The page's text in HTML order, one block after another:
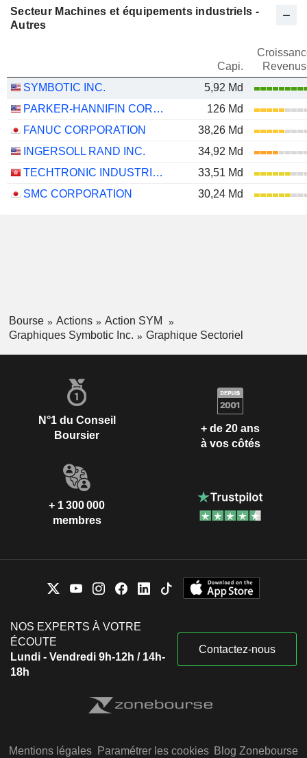
Secteur Machines et équipements industriels -
Autres
Capi.
Revenus
SYMBOTIC INC.
5,92 Md
PARKER-HANNIFIN CORPORATION
126 Md
FANUC CORPORATION
38,26 Md
INGERSOLL RAND INC.
34,92 Md
TECHTRONIC INDUSTRIES COMPANY LIMITED
33,51 Md
SMC CORPORATION
30,24 Md
Bourse Actions
Action SYM
Graphiques Symbotic Inc.
Graphique Sectoriel
N°1 du Conseil
Boursier
+ de 20 ans
à vos côtés
+ 1 300 000
membres
NOS EXPERTS À VOTRE
ÉCOUTE
Lundi - Vendredi 9h-12h / 14h-
18h
Contactez-nous
Mentions légales Paramétrer les cookies Blog Zonebourse